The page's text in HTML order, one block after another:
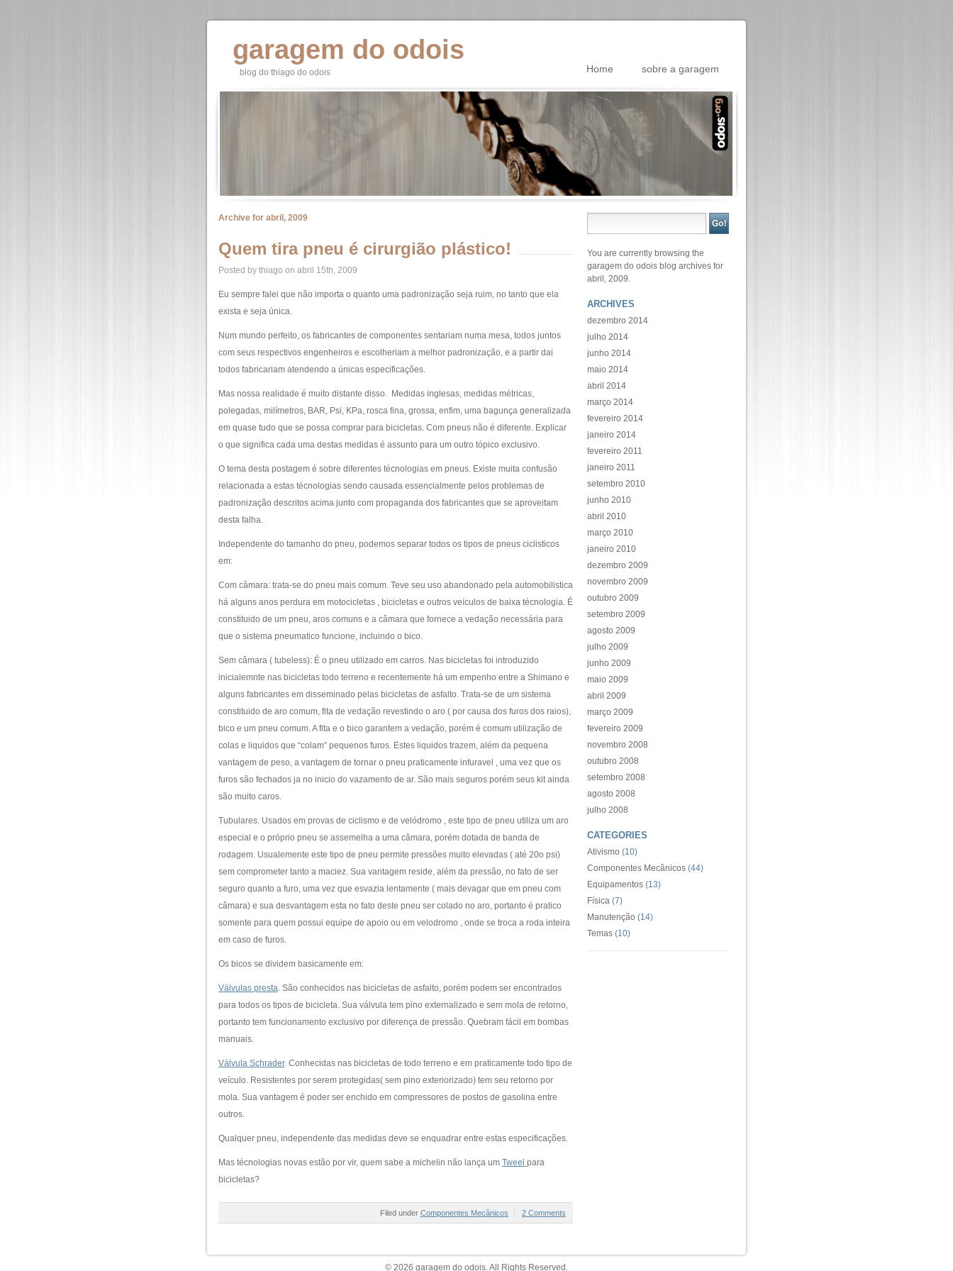
garagem do odois
blog do thiago do odois Home sobre a garagem
Archive for abril, 2009
Quem tira pneu é cirurgião plástico!
Posted by thiago on abril 15th, 2009
Eu sempre falei que não importa o quanto uma padronização seja ruim, no tanto que ela
exista e seja única.
Num mundo perfeito, os fabricantes de componentes sentariam numa mesa, todos juntos
com seus respectivos engenheiros e escolheriam a melhor padronização, e a partir dai
todos fabricariam atendendo a únicas especificações.
Mas nossa realidade é muito distante disso. Medidas inglesas, medidas métricas,
polegadas, milímetros, BAR, Psi, KPa, rosca fina, grossa, enfim, uma bagunça generalizada
em quase tudo que se possa comprar para bicicletas. Com pneus não é diferente. Explicar
o que significa cada uma destas medidas é assunto para um outro tópico exclusivo.
O tema desta postagem é sobre diferentes técnologias em pneus. Existe muita confusão
relacionada a estas técnologias sendo causada essencialmente pelos problemas de
padronização descritos acima junto com propaganda dos fabricantes que se aproveitam
desta falha.
Independente do tamanho do pneu, podemos separar todos os tipos de pneus ciclisticos
em:
Com câmara: trata-se do pneu mais comum. Teve seu uso abandonado pela automobilistica
há alguns anos perdura em motocicletas , bicicletas e outros veículos de baixa técnologia. É
constituido de um pneu, aros comuns e a câmara que fornece a vedação necessária para
que o sistema pneumatico funcione, incluindo o bico.
Sem câmara ( tubeless): É o pneu utilizado em carros. Nas bicicletas foi introduzido
inicialemnte nas bicicletas todo terreno e recentemente há um empenho entre a Shimano e
alguns fabricantes em disseminado pelas bicicletas de asfalto. Trata-se de um sistema
constituido de aro comum, fita de vedação revestindo o aro ( por causa dos furos dos raios),
bico e um pneu comum. A fita e o bico garantem a vedação, porém é comum utilização de
colas e liquidos que “colam” pequenos furos. Estes liquidos trazem, além da pequena
vantagem de peso, a vantagem de tornar o pneu praticamente infuravel , uma vez que os
furos são fechados ja no inicio do vazamento de ar. São mais seguros porém seus kit ainda
são muito caros.
Tubulares. Usados em provas de ciclismo e de velódromo , este tipo de pneu utiliza um aro
especial e o próprio pneu se assemelha a uma câmara, porém dotada de banda de
rodagem. Usualemente este tipo de pneu permite pressões muito elevadas ( até 20o psi)
sem comprometer tanto a maciez. Sua vantagem reside, além da pressão, no fato de ser
seguro quanto a furo, uma vez que esvazia lentamente ( mais devagar que em pneu com
câmara) e sua desvantagem esta no fato deste pneu ser colado no aro, portanto é pratico
somente para quem possui equipe de apoio ou em velodromo , onde se troca a roda inteira
em caso de furos.
Os bicos se dividem basicamente em:
Válvulas presta. São conhecidos nas bicicletas de asfalto, porém podem ser encontrados
para todos os tipos de bicicleta. Sua válvula tem pino externalizado e sem mola de retorno,
portanto tem funcionamento exclusivo por diferença de pressão. Quebram fácil em bombas
manuais.
Válvula Schrader. Conhecidas nas bicicletas de todo terreno e em praticamente todo tipo de
veículo. Resistentes por serem protegidas( sem pino exteriorizado) tem seu retorno por
mola. Sua vantagem é poder ser enchido em compressores de postos de gasolina entre
outros.
Qualquer pneu, independente das medidas deve se enquadrar entre estas especificações.
Mas técnologias novas estão por vir, quem sabe a michelin não lança um Tweel para
bicicletas?
Filed under Componentes Mecânicos 2 Comments
You are currently browsing the
garagem do odois blog archives for
abril, 2009.
ARCHIVES
dezembro 2014
julho 2014
junho 2014
maio 2014
abril 2014
março 2014
fevereiro 2014
janeiro 2014
fevereiro 2011
janeiro 2011
setembro 2010
junho 2010
abril 2010
março 2010
janeiro 2010
dezembro 2009
novembro 2009
outubro 2009
setembro 2009
agosto 2009
julho 2009
junho 2009
maio 2009
abril 2009
março 2009
fevereiro 2009
novembro 2008
outubro 2008
setembro 2008
agosto 2008
julho 2008
CATEGORIES
Ativismo (10)
Componentes Mecânicos (44)
Equipamentos (13)
Física (7)
Manutenção (14)
Temas (10)
© 2026 garagem do odois. All Rights Reserved.